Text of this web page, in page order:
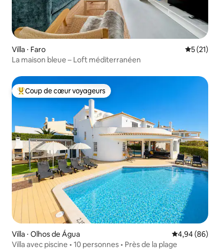
Villa ⋅ Faro
5 (21)
La maison bleue – Loft méditerranéen
Coups de cœur voyageurs les plus appréciés
Coup de cœur voyageurs
Villa ⋅ Olhos de Água Évaluation
4,94 (86)
Villa avec piscine • 10 personnes • Près de la plage